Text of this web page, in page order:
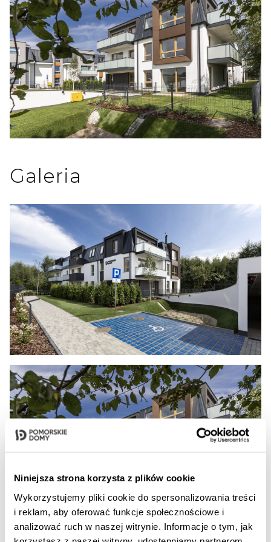
Niniejsza strona korzysta z plików cookie
Wykorzystujemy pliki cookie do spersonalizowania treści
i reklam, aby oferować funkcje społecznościowe i
analizować ruch w naszej witrynie. Informacje o tym, jak
Galeria